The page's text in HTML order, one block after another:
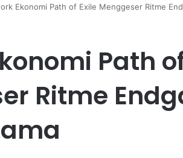
Ekonomi Path of Exile Menggeser Ritme
Path
Ritme